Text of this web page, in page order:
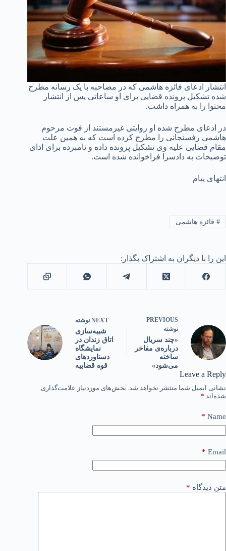
انتشار ادعای فائزه هاشمی که در مصاحبه با یک رسانه مطرح
شده تشکیل پرونده قضایی برای او ساعاتی پس از انتشار
محتوا را به همراه داشت.
در ادعای مطرح شده او روایتی غیرمستند از فوت مرحوم
هاشمی رفسنجانی را مطرح کرده است که به همین علت
مقام قضایی علیه وی تشکیل پرونده داده و نامبرده برای ادای
توضیحات به دادسرا فراخوانده شده است.
انتهای پیام
#فائزه هاشمی
این را با دیگران به اشتراک بگذار:
PREVIOUS
نوشته
«چند سریال
درباره‌ی مفاخر
ساخته
می‌شود»
NEXT نوشته
شبیه‌سازی
اتاق زندان در
نمایشگاه
دستاوردهای
قوه قضاییه
Leave a Reply
نشانی ایمیل شما منتشر نخواهد شد. بخش‌های موردنیاز علامت‌گذاری
شده‌اند *
Name
*
Email
*
متن دیدگاه *